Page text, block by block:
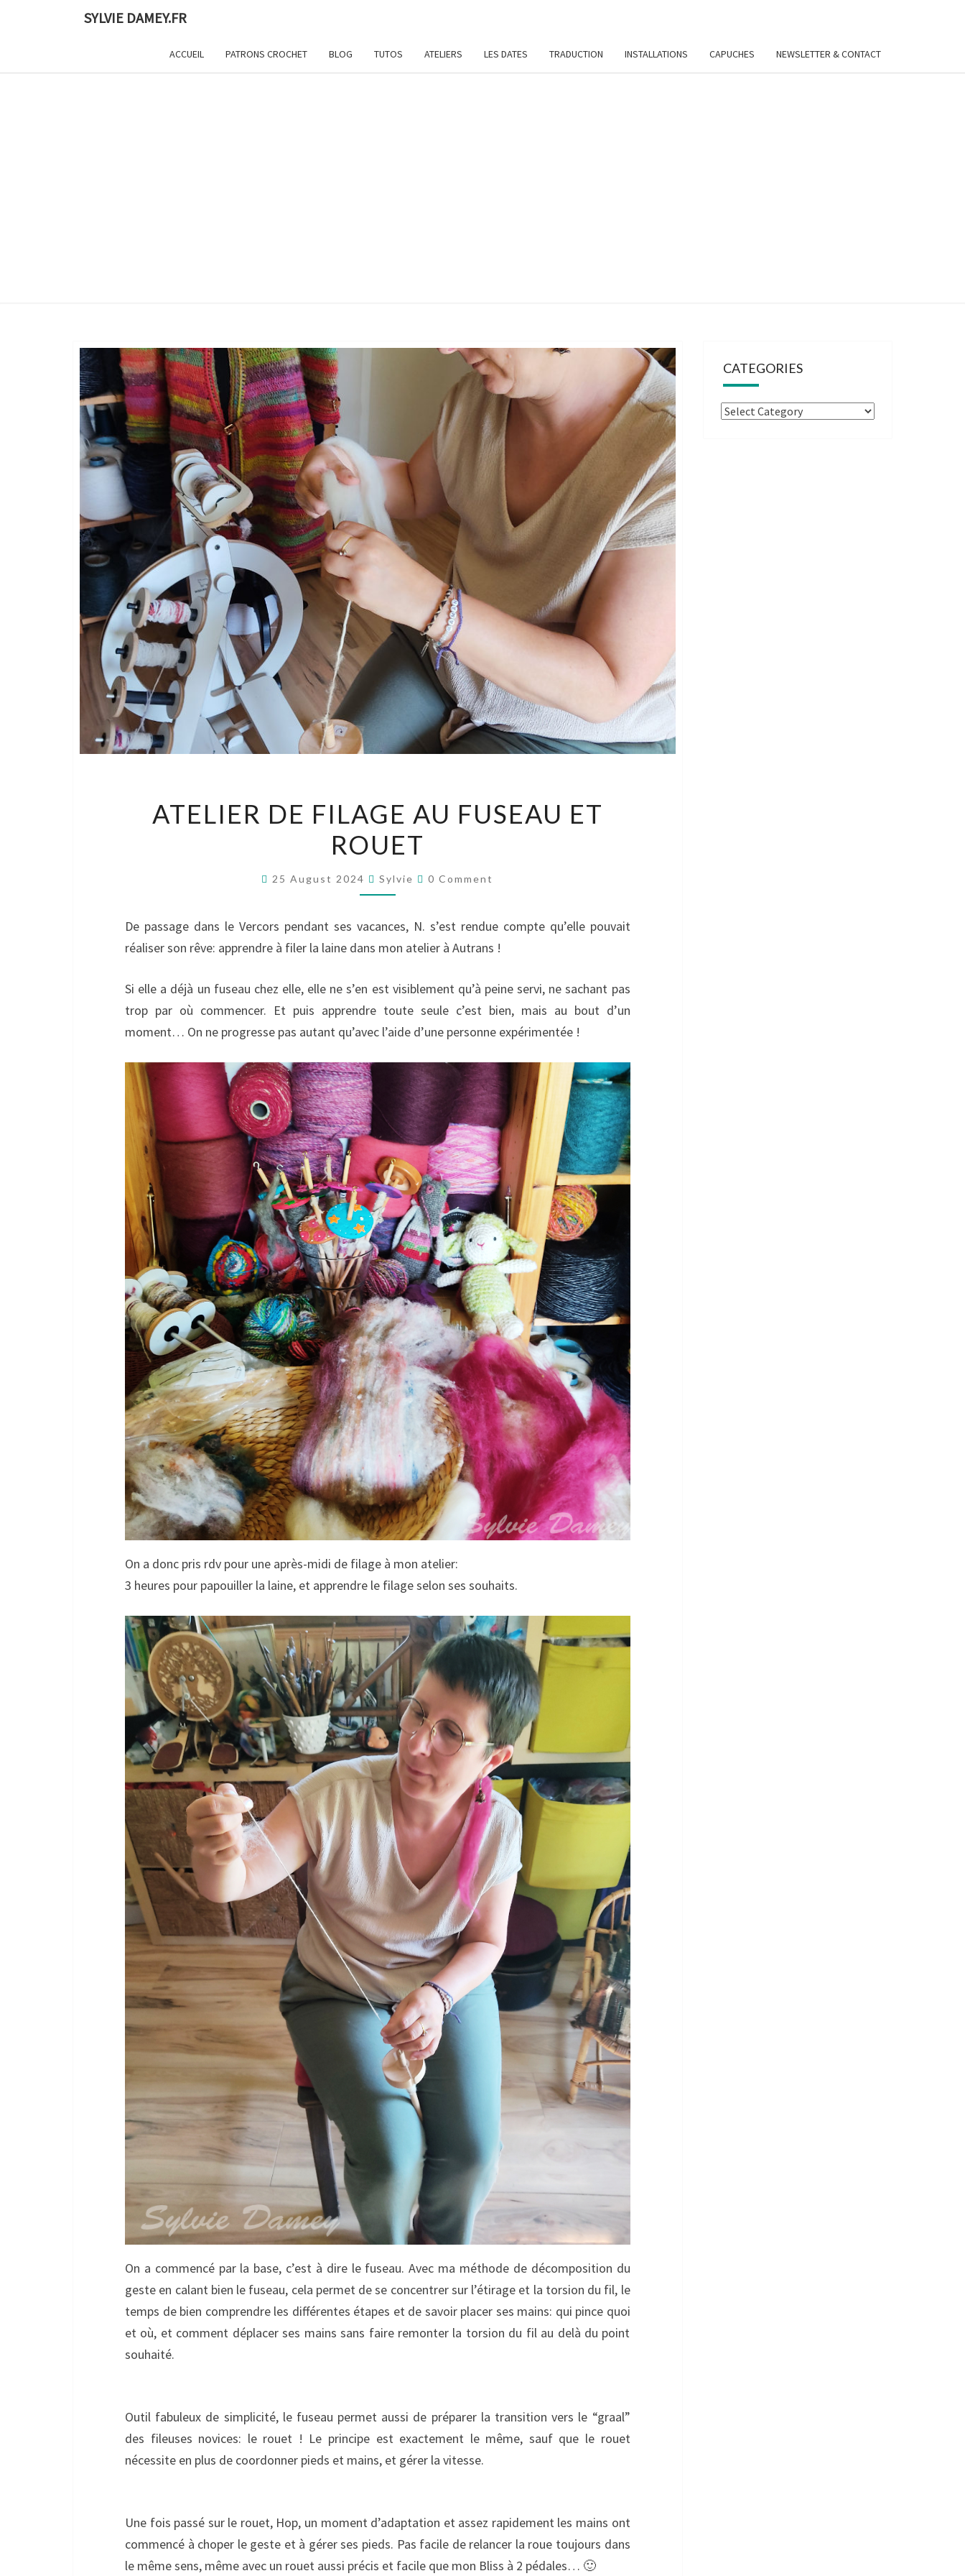
SYLVIE DAMEY.FR
ACCUEIL PATRONS CROCHET BLOG TUTOS ATELIERS LES DATES TRADUCTION INSTALLATIONS CAPUCHES NEWSLETTER & CONTACT
DE
FILAGE
AU
FUSEAU
ROUET
ATELIER DE FILAGE AU FUSEAU ET
ROUET
25 August 2024 Sylvie Comments
0 Comment
De passage dans le Vercors pendant ses vacances, N. s’est rendue compte qu’elle pouvait
réaliser son rêve: apprendre à filer la laine dans mon atelier à Autrans !
Si elle a déjà un fuseau chez elle, elle ne s’en est visiblement qu’à peine servi, ne sachant pas
trop par où commencer. Et puis apprendre toute seule c’est bien, mais au bout d’un
moment… On ne progresse pas autant qu’avec l’aide d’une personne expérimentée !
On a donc pris rdv pour une après-midi de filage à mon atelier:
3 heures pour papouiller la laine, et apprendre le filage selon ses souhaits.
On a commencé par la base, c’est à dire le fuseau. Avec ma méthode de décomposition du
geste en calant bien le fuseau, cela permet de se concentrer sur l’étirage et la torsion du fil, le
temps de bien comprendre les différentes étapes et de savoir placer ses mains: qui pince quoi
et où, et comment déplacer ses mains sans faire remonter la torsion du fil au delà du point
souhaité.
Outil fabuleux de simplicité, le fuseau permet aussi de préparer la transition vers le “graal”
des fileuses novices: le rouet ! Le principe est exactement le même, sauf que le rouet
nécessite en plus de coordonner pieds et mains, et gérer la vitesse.
Une fois passé sur le rouet, Hop, un moment d’adaptation et assez rapidement les mains ont
commencé à choper le geste et à gérer ses pieds. Pas facile de relancer la roue toujours dans
le même sens, même avec un rouet aussi précis et facile que mon Bliss à 2 pédales… 🙂
CATEGORIES
Categories